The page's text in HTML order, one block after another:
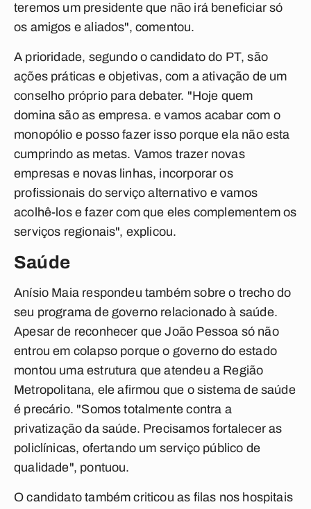
teremos um presidente que não irá beneficiar só
os amigos e aliados", comentou.
A prioridade, segundo o candidato do PT, são
ações práticas e objetivas, com a ativação de um
conselho próprio para debater. "Hoje quem
domina são as empresa. e vamos acabar com o
monopólio e posso fazer isso porque ela não esta
cumprindo as metas. Vamos trazer novas
empresas e novas linhas, incorporar os
profissionais do serviço alternativo e vamos
acolhê-los e fazer com que eles complementem os
serviços regionais", explicou.
Saúde
Anísio Maia respondeu também sobre o trecho do
seu programa de governo relacionado à saúde.
Apesar de reconhecer que João Pessoa só não
entrou em colapso porque o governo do estado
montou uma estrutura que atendeu a Região
Metropolitana, ele afirmou que o sistema de saúde
é precário. "Somos totalmente contra a
privatização da saúde. Precisamos fortalecer as
policlínicas, ofertando um serviço público de
qualidade", pontuou.
O candidato também criticou as filas nos hospitais